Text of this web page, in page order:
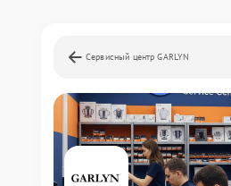
Сервисный центр GARLYN